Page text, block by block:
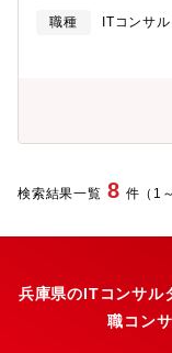
ITインフラ（ネット
画・導入・管理（内
ステム刷新(R3⇒S4
の刷新・BPRに参加
わる事ができる。【
（拠点含む・2024年
名、30歳代以下 12
献、経営・社内各部
て、国内外の基幹シ
推進（2026年1月国
社へのITガバナンス
職種
ITコンサ
検索結果一覧 8 件（1
兵庫県のITコンサル
職コン